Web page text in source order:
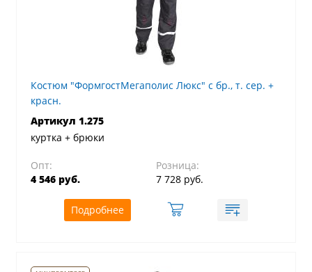
Костюм "ФормгостМегаполис Люкс" с бр., т. сер. +
красн.
Артикул 1.275
куртка + брюки
Опт:
4 546 руб.
Розница:
7 728 руб.
Подробнее